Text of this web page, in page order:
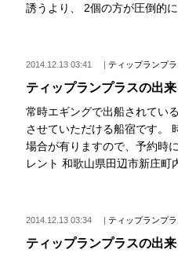
誘うより、 2個の方が圧倒的に
2014.12.13 03:41 |ティップランプラ
ティップランプラスの出
常時エギングで出船されてい
させていただける船宿です。
場合が有りますので、予約時
レント 和歌山県田辺市新庄町
2014.12.13 03:34 |ティップランプラ
ティップランプラスの出来